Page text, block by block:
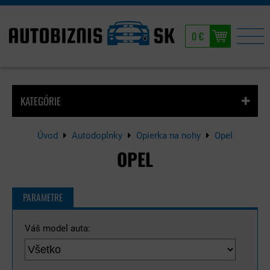
0 €
Úvod Autodoplnky Opierka na nohy Opel
OPEL
KATEGÓRIE
PARAMETRE
Váš model auta: